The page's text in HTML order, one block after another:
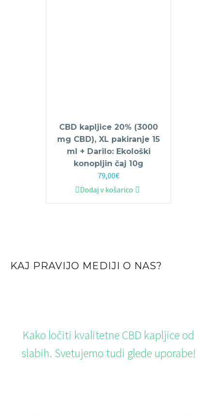
CBD kapljice 20% (3000
mg CBD), XL pakiranje 15
ml + Darilo: Ekološki
konopljin čaj 10g
79,00€
Dodaj v košarico
KAJ PRAVIJO MEDIJI O NAS?
Kako ločiti kvalitetne CBD kapljice od
slabih. Svetujemo tudi glede uporabe!